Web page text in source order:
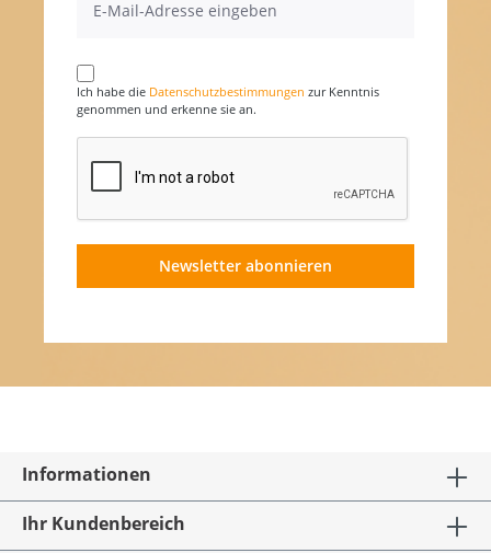
Ich habe die Datenschutzbestimmungen zur Kenntnis
genommen und erkenne sie an.
Newsletter abonnieren
Informationen
Ihr Kundenbereich